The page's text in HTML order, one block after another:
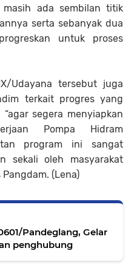
masih ada sembilan titik
serta sebanyak dua
untuk proses
Udayana tersebut juga
terkait progres yang
segera menyiapkan
Pompa Hidram
program ini sangat
sekali oleh masyarakat
(Lena)
Pandeglang, Gelar
penghubung